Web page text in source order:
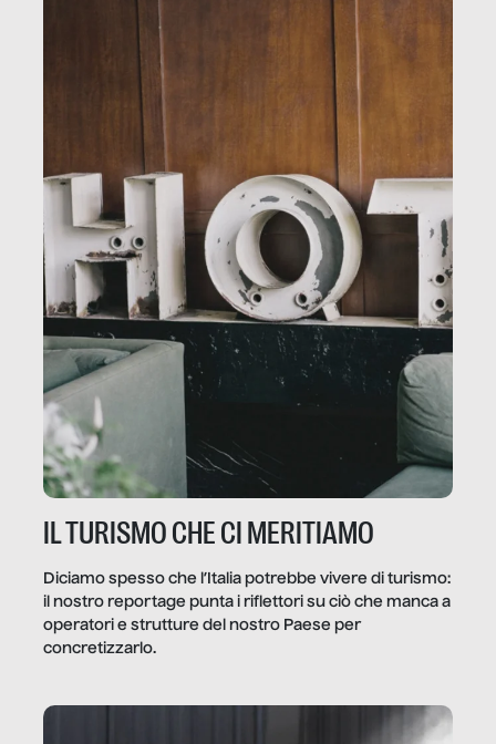
IL TURISMO CHE CI MERITIAMO
Diciamo spesso che l’Italia potrebbe vivere di turismo:
il nostro reportage punta i riflettori su ciò che manca a
operatori e strutture del nostro Paese per
concretizzarlo.